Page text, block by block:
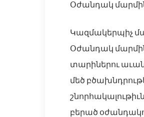
Օժանդակ
Կազմակերպիչ
Օժանդակ
տարիներու
մեծ
բերած